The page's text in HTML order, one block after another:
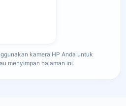
kamera HP Anda untuk
menyimpan halaman ini.